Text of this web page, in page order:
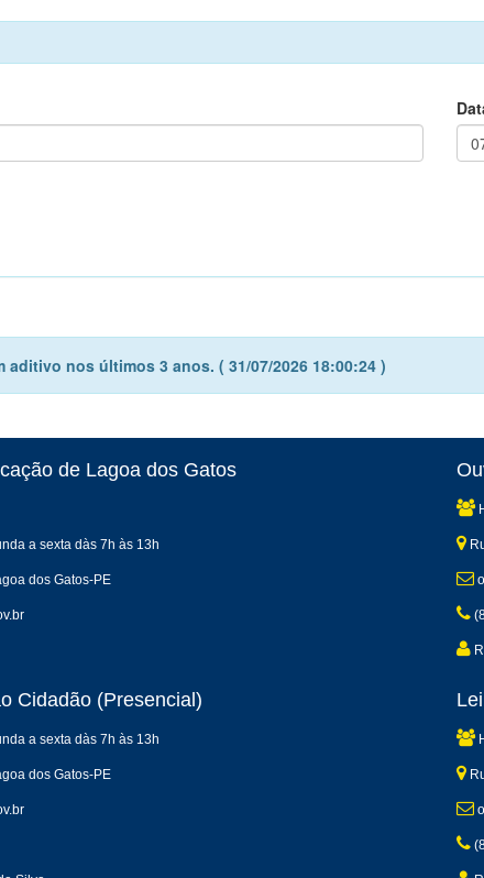
nos últimos 3 anos. ( 31/07/2026 18:00:24 )
de Lagoa dos Gatos
a sexta dàs 7h às 13h
dos Gatos-PE
Cidadão (Presencial)
a sexta dàs 7h às 13h
dos Gatos-PE